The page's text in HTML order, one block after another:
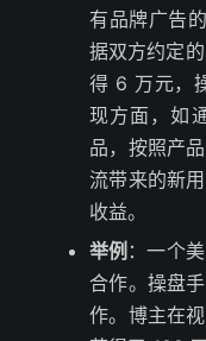
有品牌广告
据双方约定
得 6 万元，
现方面，如
品，按照产
流带来的新
收益。
举例 ：一个
合作。操盘
作。博主在